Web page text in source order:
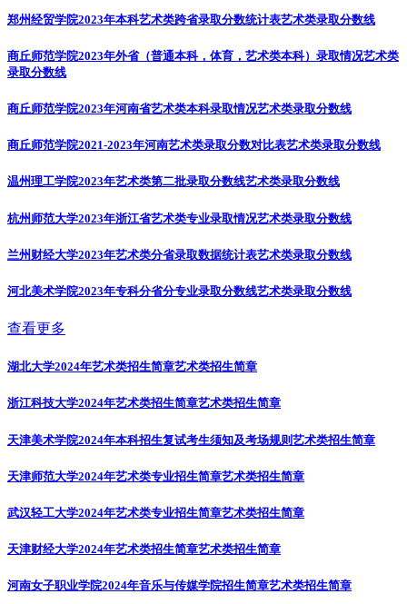
郑州经贸学院2023年本科艺术类跨省录取分数统计表艺术类录取分数线
商丘师范学院2023年外省（普通本科，体育，艺术类本科）录取情况艺术类
录取分数线
商丘师范学院2023年河南省艺术类本科录取情况艺术类录取分数线
商丘师范学院2021-2023年河南艺术类录取分数对比表艺术类录取分数线
温州理工学院2023年艺术类第二批录取分数线艺术类录取分数线
杭州师范大学2023年浙江省艺术类专业录取情况艺术类录取分数线
兰州财经大学2023年艺术类分省录取数据统计表艺术类录取分数线
河北美术学院2023年专科分省分专业录取分数线艺术类录取分数线
查看更多
湖北大学2024年艺术类招生简章艺术类招生简章
浙江科技大学2024年艺术类招生简章艺术类招生简章
天津美术学院2024年本科招生复试考生须知及考场规则艺术类招生简章
天津师范大学2024年艺术类专业招生简章艺术类招生简章
武汉轻工大学2024年艺术类专业招生简章艺术类招生简章
天津财经大学2024年艺术类招生简章艺术类招生简章
河南女子职业学院2024年音乐与传媒学院招生简章艺术类招生简章